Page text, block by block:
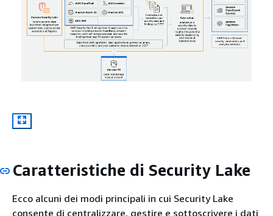
Caratteristiche di Security Lake
Ecco alcuni dei modi principali in cui Security Lake
consente di centralizzare, gestire e sottoscrivere i dati